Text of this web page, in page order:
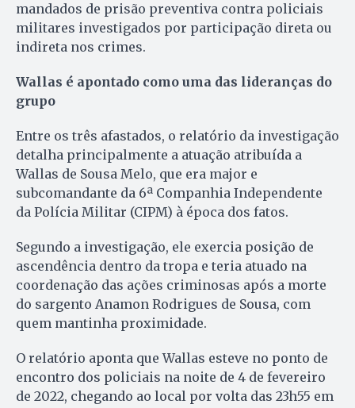
mandados de prisão preventiva contra policiais
militares investigados por participação direta ou
indireta nos crimes.
Wallas é apontado como uma das lideranças do
grupo
Entre os três afastados, o relatório da investigação
detalha principalmente a atuação atribuída a
Wallas de Sousa Melo, que era major e
subcomandante da 6ª Companhia Independente
da Polícia Militar (CIPM) à época dos fatos.
Segundo a investigação, ele exercia posição de
ascendência dentro da tropa e teria atuado na
coordenação das ações criminosas após a morte
do sargento Anamon Rodrigues de Sousa, com
quem mantinha proximidade.
O relatório aponta que Wallas esteve no ponto de
encontro dos policiais na noite de 4 de fevereiro
de 2022, chegando ao local por volta das 23h55 em